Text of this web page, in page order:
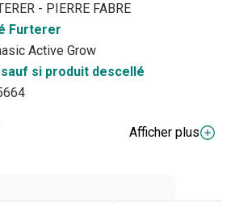
- PIERRE FABRE
Furterer
Active Grow
sauf si produit descellé
Afficher plus